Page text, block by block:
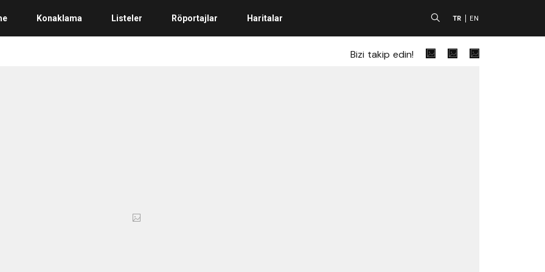
Konaklama Listeler Röportajlar Haritalar A TR EN
Bizi takip edin!